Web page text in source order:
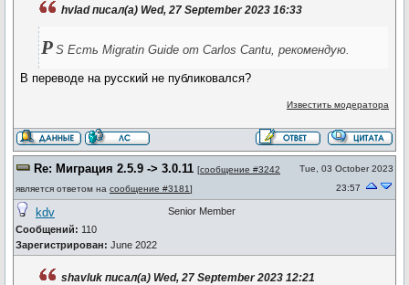
hvlad писал(а) Wed, 27 September 2023 16:33
P S Есть Migratin Guide от Carlos Cantu, рекомендую.
В переводе на русский не публиковался?
Известить модератора
Re: Миграция 2.5.9 -> 3.0.11 [сообщение #3242
является ответом на сообщение #3181]
Tue, 03 October 2023
23:57
kdv
Сообщений: 110
Зарегистрирован: June 2022
Senior Member
shavluk писал(а) Wed, 27 September 2023 12:21